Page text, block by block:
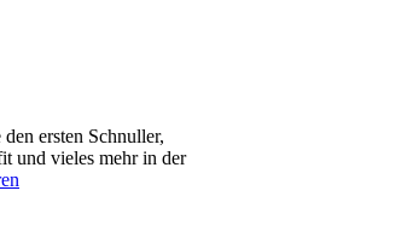
ersten Schnuller,
und vieles mehr in der